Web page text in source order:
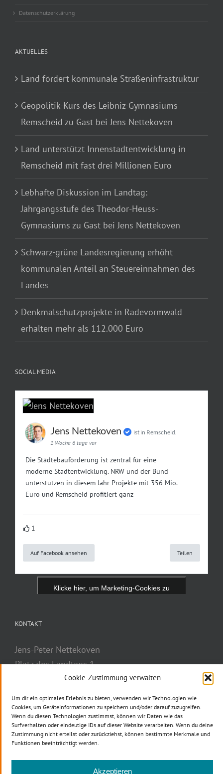
Cookie-Zustimmung verwalten
Um dir ein optimales Erlebnis zu bieten, verwenden wir Technologien wie
Cookies, um Geräteinformationen zu speichern und/oder darauf zuzugreifen.
Wenn du diesen Technologien zustimmst, können wir Daten wie das
Surfverhalten oder eindeutige IDs auf dieser Website verarbeiten. Wenn du deine
Zustimmung nicht erteilst oder zurückziehst, können bestimmte Merkmale und
Funktionen beeinträchtigt werden.
Akzeptieren
Datenschutzerklärung
AKTUELLES
Land fördert kommunale Straßeninfrastruktur
Geopolitik-Kurs des Leibniz-Gymnasiums
Remscheid zu Gast bei Jens Nettekoven
Land unterstützt Innenstadtentwicklung in
Remscheid mit fast drei Millionen Euro
Lebhafte Diskussion im Landtag:
Jahrgangsstufe des Theodor-Heuss-
Gymnasiums zu Gast bei Jens Nettekoven
Schwarz-grüne Landesregierung erhöht
kommunalen Anteil an Steuereinnahmen des
Landes
Denkmalschutzprojekte in Radevormwald
erhalten mehr als 112.000 Euro
SOCIAL MEDIA
Jens Nettekoven
ist in Remscheid.
1 Woche 6 tage vor
Die Städtebauförderung ist zentral für eine
moderne Stadtentwicklung. NRW und der Bund
unterstützen in diesem Jahr Projekte mit 356 Mio.
Euro und Remscheid profitiert ganz
1
Auf Facebook ansehen Teilen
Klicke hier, um Marketing-Cookies zu
KONTAKT
Jens-Peter Nettekoven
Platz des Landtags 1
40221 Düsseldorf
Telefax: 0211 884-3037
E-Mail